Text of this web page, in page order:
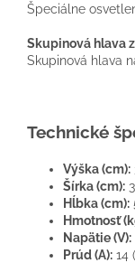
Špeciálne
Skupinová hlava
Skupinová hlava
Technické
Výška (cm):
Šírka (cm):
Hĺbka (cm):
Hmotnosť
Napätie (V):
Prúd (A): 14